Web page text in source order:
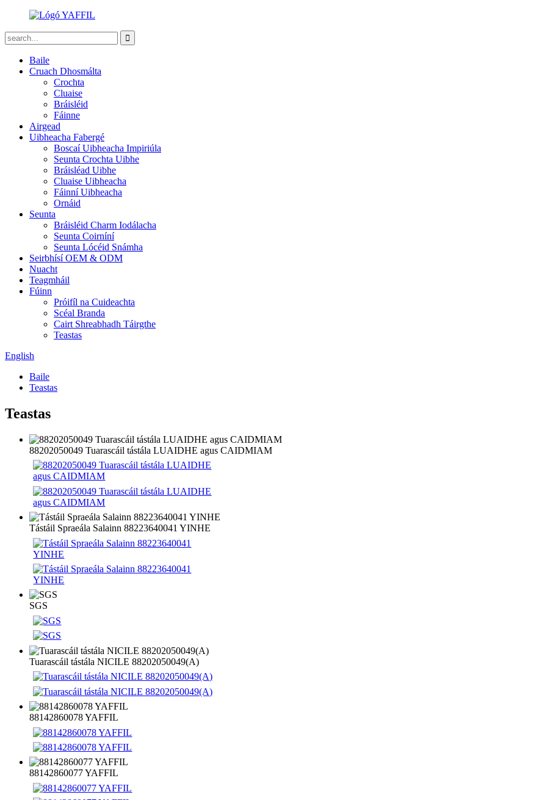
Baile
Cruach Dhosmálta
Crochta
Cluaise
Bráisléid
Fáinne
Airgead
Uibheacha Fabergé
Boscaí Uibheacha Impiriúla
Seunta Crochta Uibhe
Bráisléad Uibhe
Cluaise Uibheacha
Fáinní Uibheacha
Ornáid
Seunta
Bráisléid Charm Iodálacha
Seunta Coirníní
Seunta Lócéid Snámha
Seirbhísí OEM & ODM
Nuacht
Teagmháil
Fúinn
Próifíl na Cuideachta
Scéal Branda
Cairt Shreabhadh Táirgthe
Teastas
English
Baile
Teastas
Teastas
88202050049 Tuarascáil tástála LUAIDHE agus CAIDMIAM
Tástáil Spraeála Salainn 88223640041 YINHE
SGS
Tuarascáil tástála NICILE 88202050049(A)
88142860078 YAFFIL
88142860077 YAFFIL